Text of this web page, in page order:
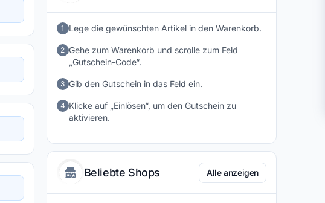
Gartenhausfabrik eine vielseitige Auswahl an
Gartenlösungen.
1 Lege die gewünschten Artikel in den Warenkorb.
2 Gehe zum Warenkorb und scrolle zum Feld
„Gutschein-Code“.
3 Gib den Gutschein in das Feld ein.
4 Klicke auf „Einlösen“, um den Gutschein zu
aktivieren.
Beliebte Shops Alle anzeigen